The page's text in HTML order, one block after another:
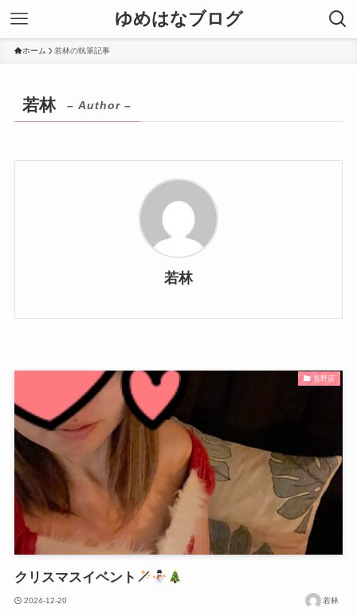
ゆめはなブログ
ホーム 若林の執筆記事
若林 – Author –
若林
長野店
クリスマスイベント
2024-12-20 若林